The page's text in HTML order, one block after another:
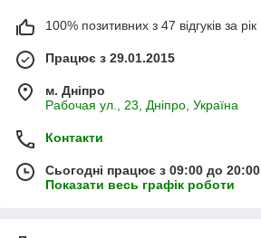
100% позитивних з 47 відгуків за рік
Працює з 29.01.2015
м. Дніпро
Рабочая ул., 23, Дніпро, Україна
Контакти
Сьогодні працює з 09:00 до 20:00
Показати весь графік роботи